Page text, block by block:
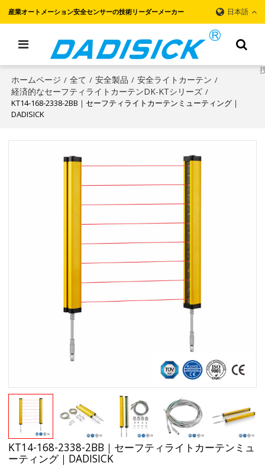
産業オートメーション安全センサーの技術リーダーメーカー 日本語
ホームページ / 全て / 安全製品 / 安全ライトカーテン /
経済的なセーフティライトカーテンDK-KTシリーズ /
KT14-168-2338-2BB｜セーフティライトカーテンミューティング｜
DADISICK
KT14-168-2338-2BB｜セーフティライトカーテンミュ
ーティング｜DADISICK